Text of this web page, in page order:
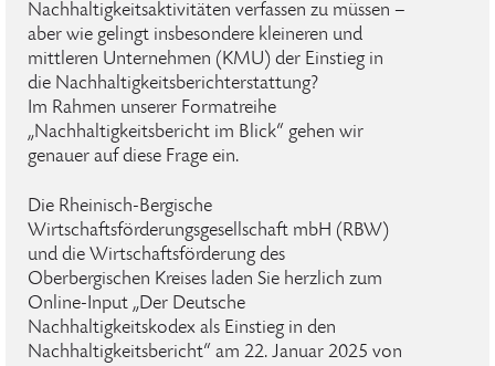
Nachhaltigkeitsaktivitäten verfassen zu müssen –
aber wie gelingt insbesondere kleineren und
mittleren Unternehmen (KMU) der Einstieg in
die Nachhaltigkeitsberichterstattung?
Im Rahmen unserer Formatreihe
„Nachhaltigkeitsbericht im Blick“ gehen wir
genauer auf diese Frage ein.
Die Rheinisch-Bergische
Wirtschaftsförderungsgesellschaft mbH (RBW)
und die Wirtschaftsförderung des
Oberbergischen Kreises laden Sie herzlich zum
Online-Input „Der Deutsche
Nachhaltigkeitskodex als Einstieg in den
Nachhaltigkeitsbericht“ am 22. Januar 2025 von